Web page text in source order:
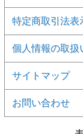
特定商取引法表
個人情報の取扱
サイトマップ
お問い合わせ